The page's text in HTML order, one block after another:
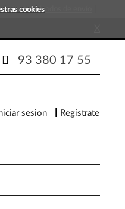
cookiesMétodos de envío
93 380 17 55
sesion Regístrate